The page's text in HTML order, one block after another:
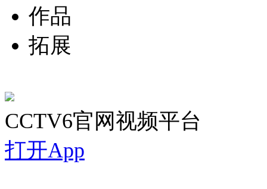
作品
拓展
CCTV6官网视频平台
打开App